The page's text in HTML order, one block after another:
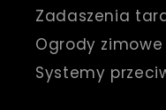
Zadaszenia
Ogrody zimowe
Systemy